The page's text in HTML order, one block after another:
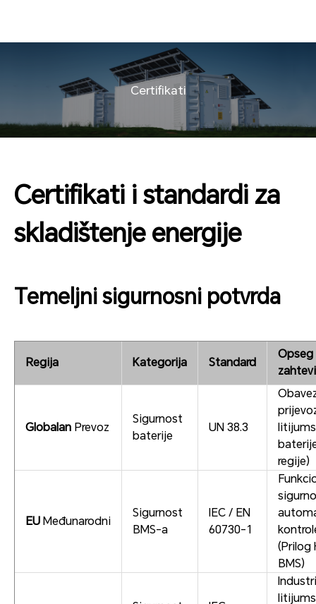
Certifikati
Certifikati i standardi za
skladištenje energije
Temeljni sigurnosni potvrda
Regija Kategorija Standard
Opseg
zahtevi
Globalan Prevoz
Sigurnost
baterije
UN 38.3
regije)
EU Međunarodni
Sigurnost
BMS-a
IEC / EN
60730-1
(Prilog
BMS)